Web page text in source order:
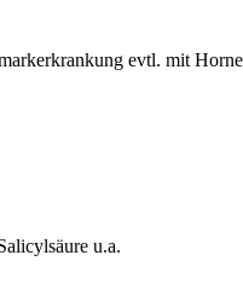
evtl. mit
u.a.